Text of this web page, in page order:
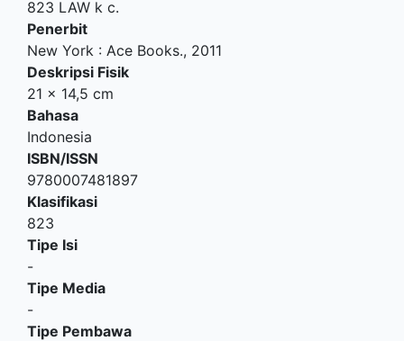
823 LAW k c.
Penerbit
New York : Ace Books., 2011
Deskripsi Fisik
21 x 14,5 cm
Bahasa
Indonesia
ISBN/ISSN
9780007481897
Klasifikasi
823
Tipe Isi
-
Tipe Media
-
Tipe Pembawa